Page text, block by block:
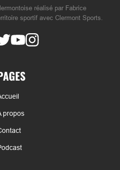
réalisé par Fabrice
sportif avec Clermont Sports.
propos